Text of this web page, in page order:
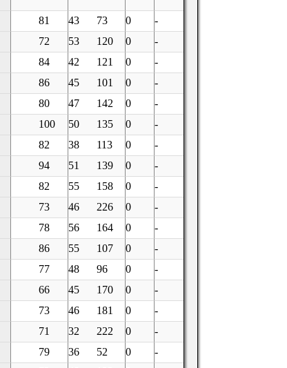
81 43 73 0 -
72 53 120 0 -
84 42 121 0 -
86 45 101 0 -
80 47 142 0 -
100 50 135 0 -
82 38 113 0 -
94 51 139 0 -
82 55 158 0 -
73 46 226 0 -
78 56 164 0 -
86 55 107 0 -
77 48 96 0 -
66 45 170 0 -
73 46 181 0 -
71 32 222 0 -
79 36 52 0 -